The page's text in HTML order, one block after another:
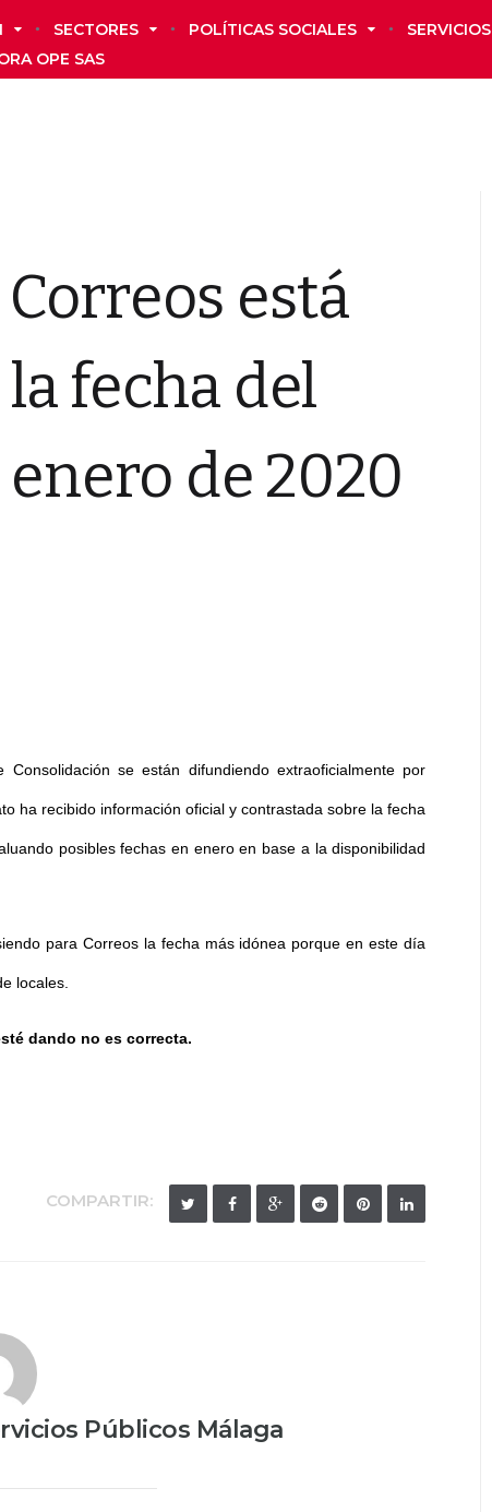
SECTORES POLÍTICAS SOCIALES SERVICIOS
OPE SAS
está
fecha del
de 2020
se están difundiendo extraoficialmente por
ha recibido información oficial y contrastada sobre la fecha
posibles fechas en enero en base a la disponibilidad
para Correos la fecha más idónea porque en este día
locales.
dando no es correcta.
COMPARTIR:
Públicos Málaga